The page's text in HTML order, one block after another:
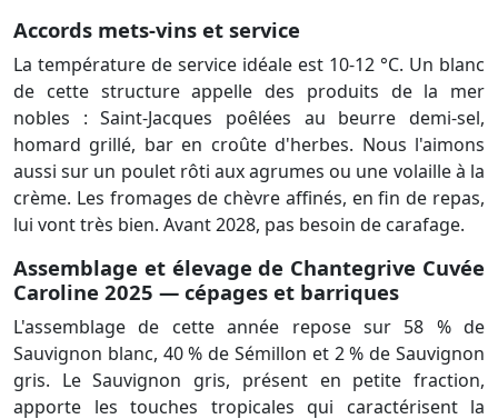
Accords mets-vins et service
La température de service idéale est 10-12 °C. Un blanc
de cette structure appelle des produits de la mer
nobles : Saint-Jacques poêlées au beurre demi-sel,
homard grillé, bar en croûte d'herbes. Nous l'aimons
aussi sur un poulet rôti aux agrumes ou une volaille à la
crème. Les fromages de chèvre affinés, en fin de repas,
lui vont très bien. Avant 2028, pas besoin de carafage.
Assemblage et élevage de Chantegrive Cuvée
Caroline 2025 — cépages et barriques
L'assemblage de cette année repose sur 58 % de
Sauvignon blanc, 40 % de Sémillon et 2 % de Sauvignon
gris. Le Sauvignon gris, présent en petite fraction,
apporte les touches tropicales qui caractérisent la